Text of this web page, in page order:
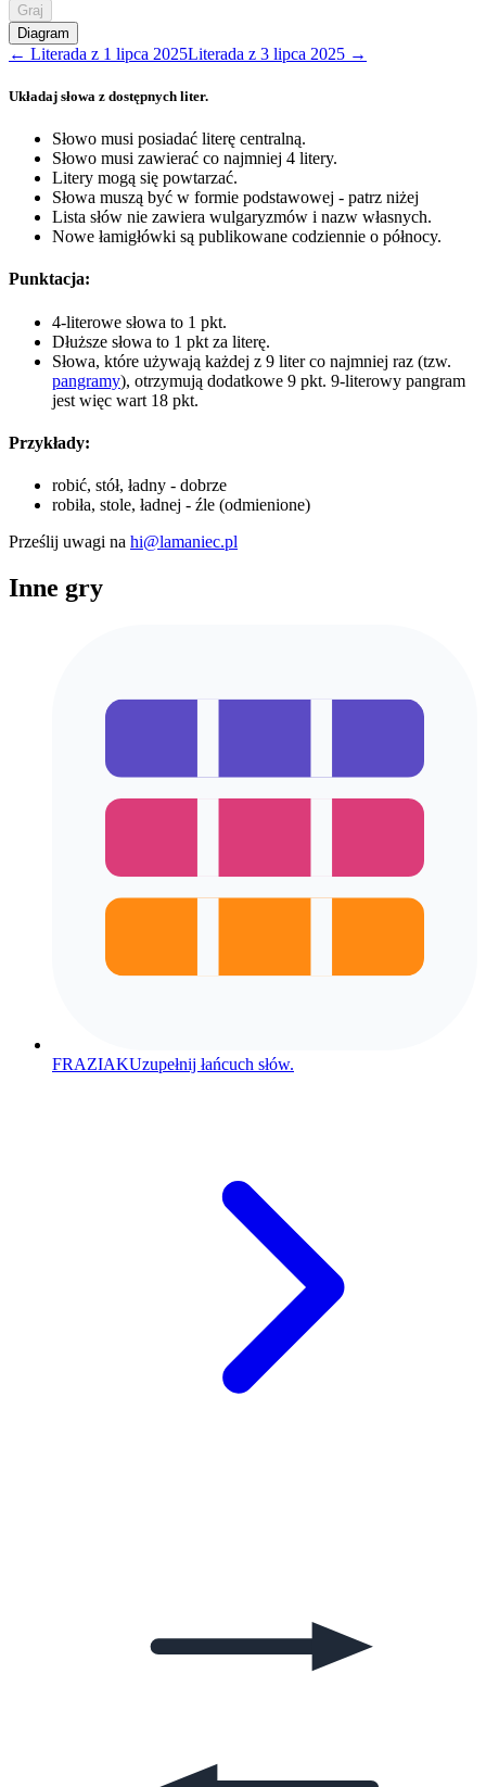
Graj
Diagram
← Literada z 1 lipca 2025Literada z 3 lipca 2025 →
Układaj słowa z dostępnych liter.
Słowo musi posiadać literę centralną.
Słowo musi zawierać co najmniej 4 litery.
Litery mogą się powtarzać.
Słowa muszą być w formie podstawowej - patrz niżej
Lista słów nie zawiera wulgaryzmów i nazw własnych.
Nowe łamigłówki są publikowane codziennie o północy.
Punktacja:
4-literowe słowa to 1 pkt.
Dłuższe słowa to 1 pkt za literę.
Słowa, które używają każdej z 9 liter co najmniej raz (tzw.
pangramy), otrzymują dodatkowe 9 pkt. 9-literowy pangram
jest więc wart 18 pkt.
Przykłady:
robić, stół, ładny - dobrze
robiła, stole, ładnej - źle (odmienione)
Prześlij uwagi na hi@lamaniec.pl
Inne gry
FRAZIAKUzupełnij łańcuch słów.